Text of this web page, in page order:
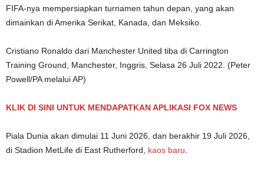
FIFA-nya mempersiapkan turnamen tahun depan, yang akan
dimainkan di Amerika Serikat, Kanada, dan Meksiko.
Cristiano Ronaldo dari Manchester United tiba di Carrington
Training Ground, Manchester, Inggris, Selasa 26 Juli 2022. (Peter
Powell/PA melalui AP)
KLIK DI SINI UNTUK MENDAPATKAN APLIKASI FOX NEWS
Piala Dunia akan dimulai 11 Juni 2026, dan berakhir 19 Juli 2026,
di Stadion MetLife di East Rutherford, kaos baru.